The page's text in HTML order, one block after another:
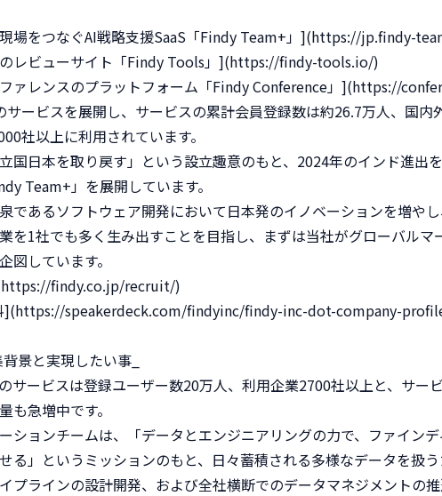
場をつなぐAI戦略支援SaaS「Findy Team+」](https://jp.findy-
レビューサイト「Findy Tools」](https://findy-tools.io/)
ァレンスのプラットフォーム「Findy Conference」](https://
サービスを展開し、サービスの累計会員登録数は約26.7万人、国内
社以上に利用されています。
国日本を取り戻す」という設立趣意のもと、2024年のインド進出
Team+」を展開しています。
であるソフトウェア開発において日本発のイノベーションを増や
を1社でも多く生み出すことを目指し、まずは当社がグローバルマ
図しています。
findy.co.jp/recruit/)
](https://speakerdeck.com/findyinc/findy-inc-dot-company-
景と実現したい事_
サービスは登録ユーザー数20万人、利用企業2700社以上と、サー
も急増中です。
ションチームは、「データとエンジニアリングの力で、ファイン
る」というミッションのもと、日々蓄積される多様なデータを扱
プラインの設計開発、および全社横断でのデータマネジメントの推